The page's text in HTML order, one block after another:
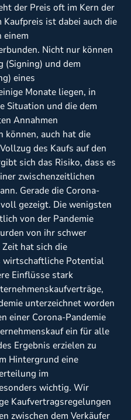
der Preis oft im Kern der
ist dabei auch die
einem
Nicht nur können
(Signing) und dem
eines
Monate liegen, in
Situation und die dem
Annahmen
können, auch hat die
des Kaufs auf den
sich das Risiko, dass es
zwischenzeitlichen
Gerade die Corona-
gezeigt. Die wenigsten
von der Pandemie
von ihr schwer
hat sich die
wirtschaftliche Potential
Einflüsse stark
unterzeichnet worden
einer Corona-Pandemie
ein für alle
Ergebnis erzielen zu
Hintergrund eine
im
wichtig. Wir
Kaufvertragsregelungen
zwischen dem Verkäufer